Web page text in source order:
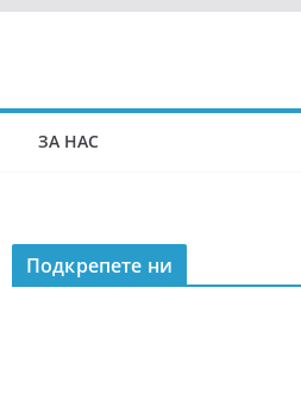
ЗА НАС
Подкрепeте ни